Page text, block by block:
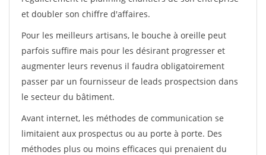
et doubler son chiffre d'affaires.
Pour les meilleurs artisans, le bouche à oreille peut
parfois suffire mais pour les désirant progresser et
augmenter leurs revenus il faudra obligatoirement
passer par un fournisseur de leads prospectsion dans
le secteur du bâtiment.
Avant internet, les méthodes de communication se
limitaient aux prospectus ou au porte à porte. Des
méthodes plus ou moins efficaces qui prenaient du